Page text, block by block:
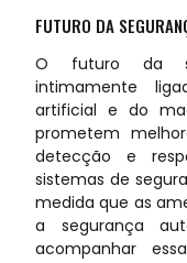
FUTURO DA
O futuro da
intimamente
artificial e do
prometem
detecção e
sistemas de
medida que as
a segurança
acompanhar